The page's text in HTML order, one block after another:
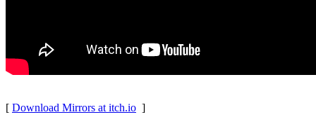
[ Download Mirrors at itch.io ]